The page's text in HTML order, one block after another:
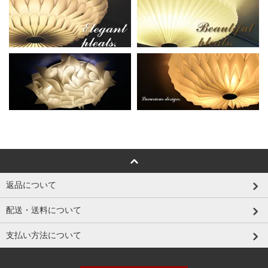
返品について
配送・送料について
支払い方法について